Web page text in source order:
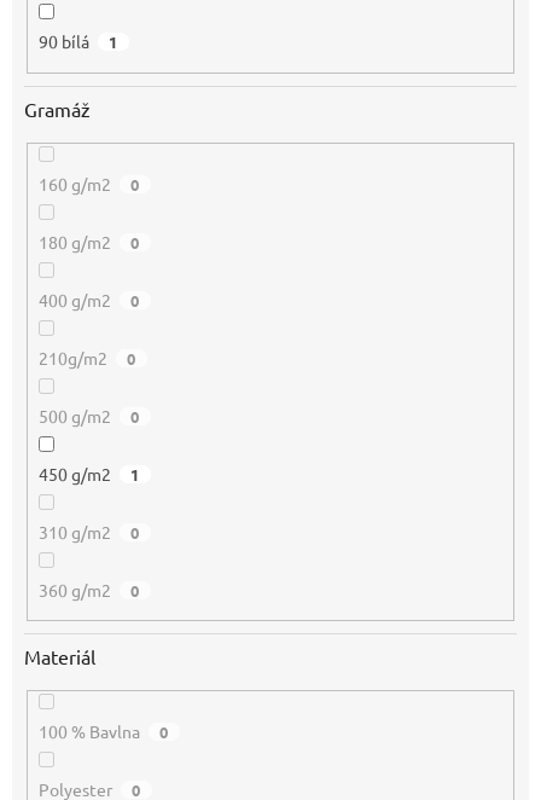
90 bílá 1
Gramáž
160 g/m2 0
180 g/m2 0
400 g/m2 0
210g/m2 0
500 g/m2 0
450 g/m2 1
310 g/m2 0
360 g/m2 0
Materiál
100 % Bavlna 0
Polyester 0